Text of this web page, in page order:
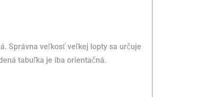
Správna veľkosť veľkej lopty sa určuje
tabuľka je iba orientačná.